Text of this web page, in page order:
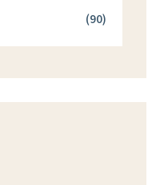
(90)